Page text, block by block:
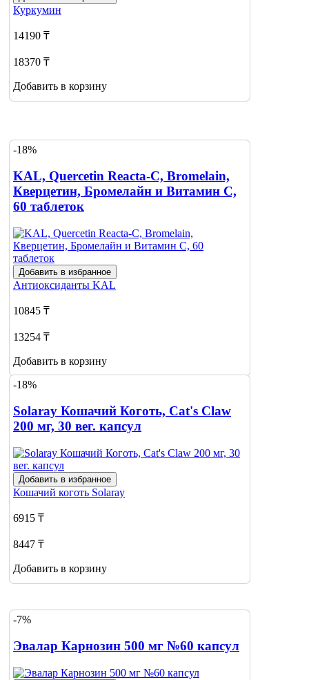
Куркумин
14190 ₸
18370 ₸
Добавить в корзину
-18%
KAL, Quercetin Reacta-C, Bromelain,
Кверцетин, Бромелайн и Витамин С,
60 таблеток
Добавить в избранное
Антиоксиданты KAL
10845 ₸
13254 ₸
Добавить в корзину
-18%
Solaray Кошачий Коготь, Cat's Claw
200 мг, 30 вег. капсул
Добавить в избранное
Кошачий коготь Solaray
6915 ₸
8447 ₸
Добавить в корзину
-7%
Эвалар Карнозин 500 мг №60 капсул